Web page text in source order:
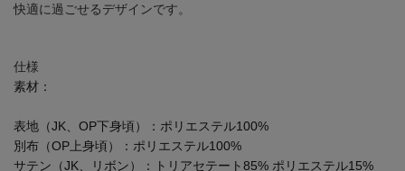
快適に過ごせるデザインです。
仕様
素材：
表地（JK、OP下身頃）：ポリエステル100%
別布（OP上身頃）：ポリエステル100%
サテン（JK、リボン）：トリアセテート85% ポリエステル15%